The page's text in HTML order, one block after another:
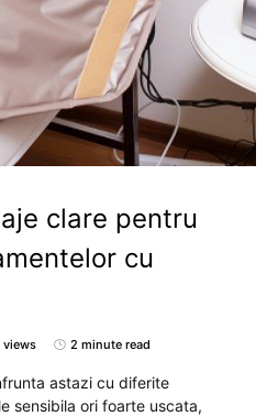
clare pentru
cu
views 2 minute read
astazi cu diferite
sensibila ori foarte uscata,